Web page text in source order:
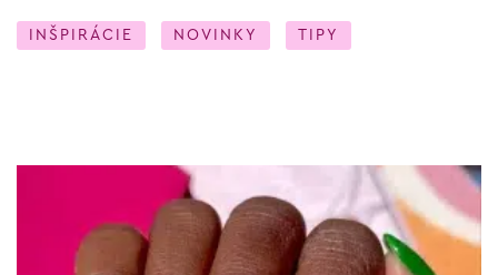
INŠPIRÁCIE NOVINKY TIPY